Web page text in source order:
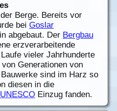
Berge. Bereits vor
bei Goslar
abgebaut. Der Bergbau
erzverarbeitende
vieler Jahrhunderte
Generationen von
sind im Harz so
diesen in die
Einzug fanden.